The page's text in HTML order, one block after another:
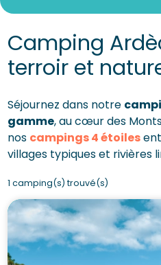
Camping
terroir et
Séjournez dans notre
gamme, au cœur des
nos campings 4 étoiles
villages typiques et rivières
1 camping(s) trouvé(s)